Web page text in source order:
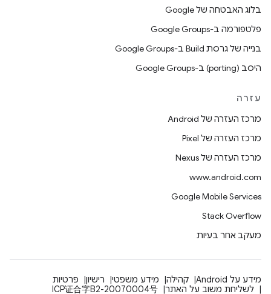
בלוג האבטחה של Google
פלטפורמה ב-Google Groups
בנייה של גרסת Build ב-Google Groups
היסב (porting) ב-Google Groups
עזרה
מרכז העזרה של Android
מרכז העזרה של Pixel
מרכז העזרה של Nexus
www.android.com
Google Mobile Services
Stack Overflow
מעקב אחר בעיות
מידע על Android קהילה מידע משפטי רישיון
פרטיות
לשליחת משוב על האתר
ICP证合字B2-20070004号